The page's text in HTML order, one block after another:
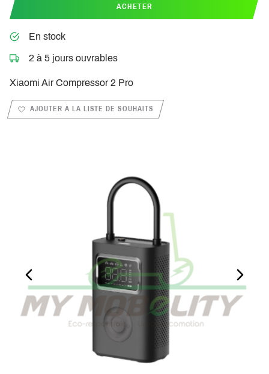
ACHETER
En stock
2 à 5 jours ouvrables
Xiaomi Air Compressor 2 Pro
AJOUTER À LA LISTE DE SOUHAITS
PREVIOUS_SLIDE